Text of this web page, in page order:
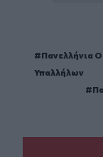
Πανελλήνια
Υπαλλήλων